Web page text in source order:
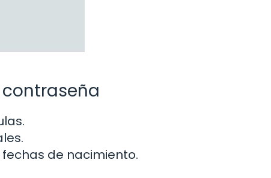
de nacimiento.